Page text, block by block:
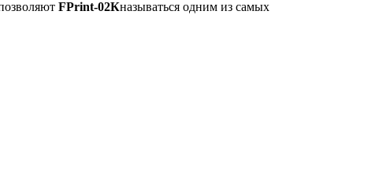
FPrint-02Кназываться одним из самых